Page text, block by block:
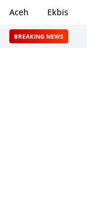
Aceh Ekbis
BREAKING NEWS